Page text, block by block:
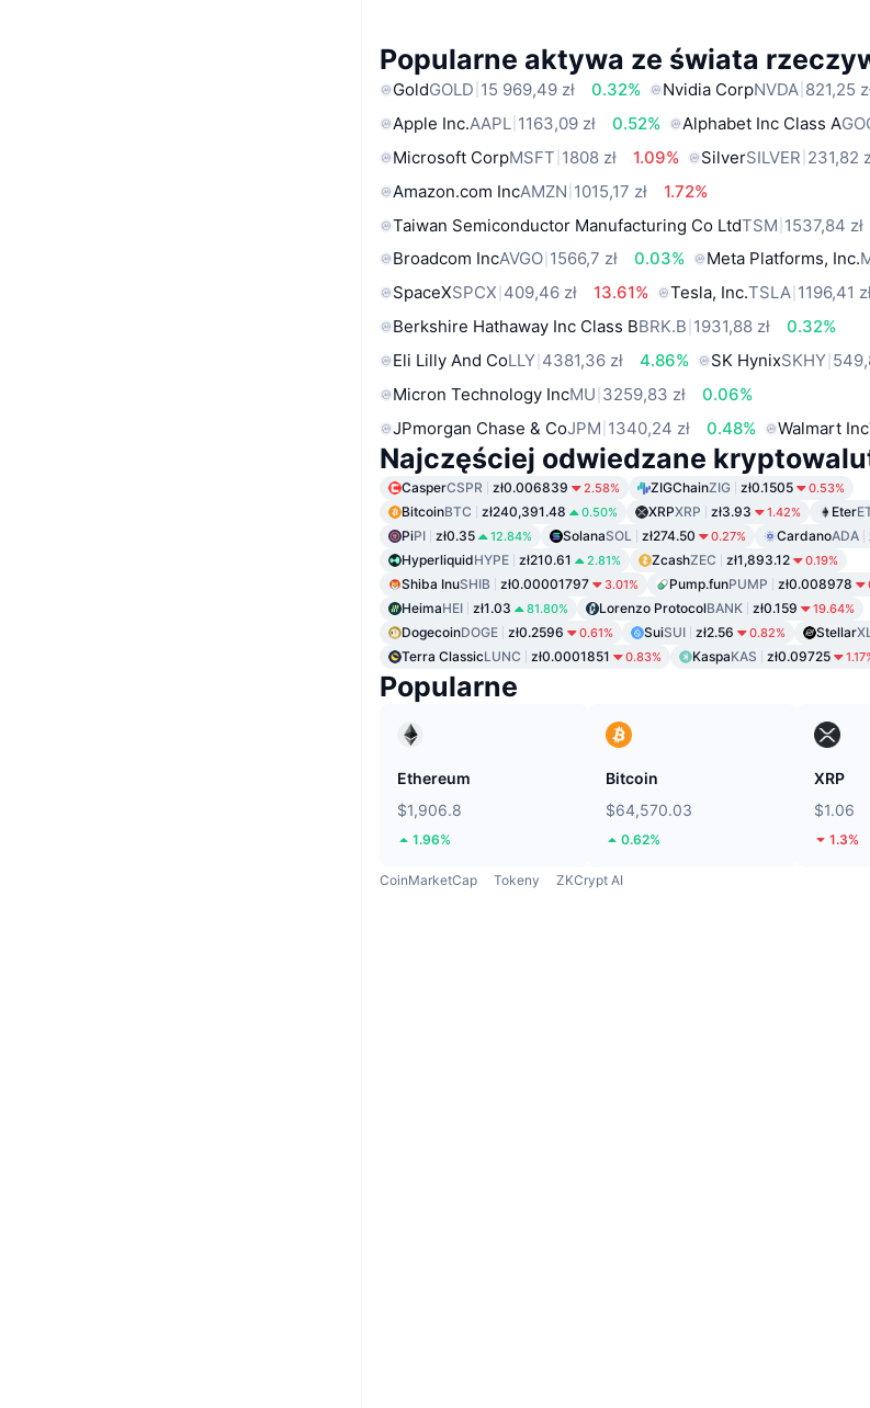
Popularne aktywa ze świata
GoldGOLD 15 969,49 zł 0.32% Nvidia CorpNVDA 821,25
Apple Inc.AAPL 1163,09 zł 0.52% Alphabet Inc Class A
Microsoft CorpMSFT 1808 zł 1.09% SilverSILVER 231,82
Amazon.com IncAMZN 1015,17 zł
1.72%
Taiwan Semiconductor Manufacturing Co LtdTSM 1537,84 zł
Broadcom IncAVGO 1566,7 zł 0.03% Meta Platforms, Inc.
SpaceXSPCX 409,46 zł 13.61% Tesla, Inc.TSLA 1196,41
Berkshire Hathaway Inc Class BBRK.B 1931,88 zł
0.32%
Eli Lilly And CoLLY 4381,36 zł 4.86% SK HynixSKHY
Micron Technology IncMU 3259,83 zł
0.06%
JPmorgan Chase & CoJPM 1340,24 zł 0.48% Walmart Inc
Najczęściej odwiedzane
CasperCSPR zł0.006839 2.58% ZIGChainZIG zł0.1505 0.53%
BitcoinBTC zł240,391.48 0.50% XRPXRP zł3.93 1.42% Eter
PiPI zł0.35 12.84% SolanaSOL zł274.50 0.27% CardanoADA
HyperliquidHYPE zł210.61 2.81% ZcashZEC zł1,893.12 0.19%
Shiba InuSHIB zł0.00001797 3.01% Pump.funPUMP zł0.008978
HeimaHEI zł1.03 81.80% Lorenzo ProtocolBANK zł0.159 19.64%
DogecoinDOGE zł0.2596 0.61% SuiSUI zł2.56 0.82% Stellar
Terra ClassicLUNC zł0.0001851 0.83% KaspaKAS zł0.09725
Popularne
Ethereum
$1,906.8
1.96%
Bitcoin
$64,570.03
0.62%
XRP
$1.06
1.3%
CoinMarketCap Tokeny ZKCrypt AI